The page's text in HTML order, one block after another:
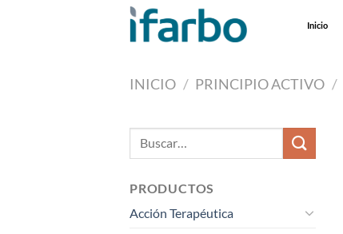
Inicio
INICIO / PRINCIPIO ACTIVO /
Buscar
PRODUCTOS
Acción Terapéutica